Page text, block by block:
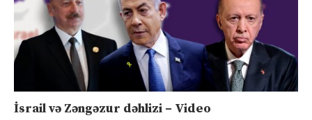
İsrail və Zəngəzur dəhlizi – Video